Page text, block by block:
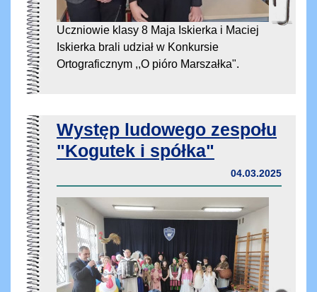
Uczniowie klasy 8 Maja Iskierka i Maciej
Iskierka brali udział w Konkursie
Ortograficznym ,,O pióro Marszałka".
Występ ludowego zespołu
"Kogutek i spółka"
04.03.2025